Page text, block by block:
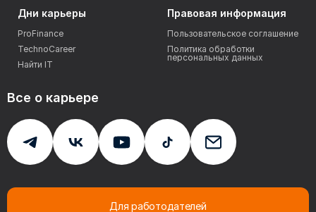
Для работодателей
Все о карьере
Дни карьеры
ProFinance
TechnoCareer
Найти IT
Правовая информация
Пользовательское соглашение
Политика обработки
персональных данных